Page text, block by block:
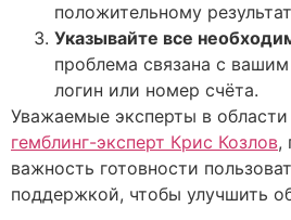
положительному
Указывайте все
проблема связана с
логин или номер счёта.
Уважаемые эксперты в области
гемблинг-эксперт Крис Козлов,
важность готовности
поддержкой, чтобы улучшить